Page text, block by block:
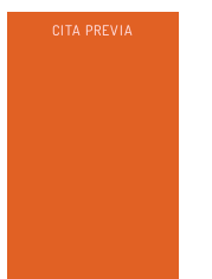
CITA PREVIA